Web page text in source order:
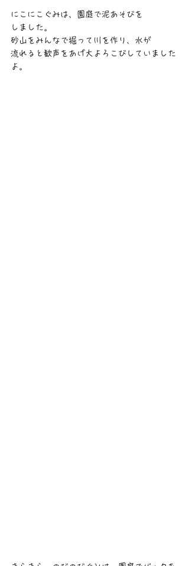
にこにこぐみは、園庭で泥あそびを
しました。
砂山をみんなで掘って川を作り、水が
流れると歓声をあげ大よろこびしていました
よ。